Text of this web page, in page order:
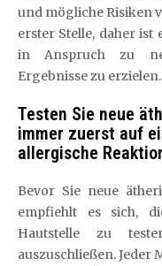
und mögliche Risiken
erster Stelle, daher ist
in Anspruch zu
Ergebnisse zu erzielen.
Testen Sie neue
immer zuerst auf
allergische
Bevor Sie neue
empfiehlt es sich,
Hautstelle zu
auszuschließen.